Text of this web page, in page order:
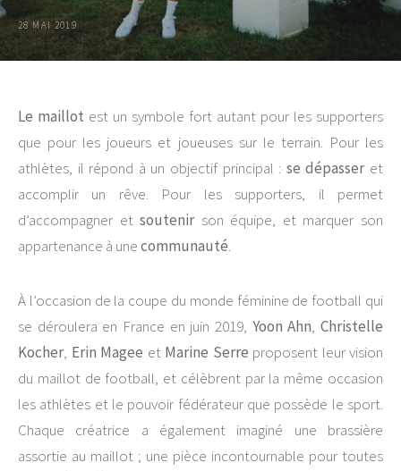
28 MAI 2019
Le maillot est un symbole fort autant pour les supporters
que pour les joueurs et joueuses sur le terrain. Pour les
athlètes, il répond à un objectif principal : se dépasseret
accomplir un rêve. Pour les supporters, il permet
d’accompagner etsoutenirson équipe, et marquer son
appartenance à unecommunauté.
À l’occasion de la coupe du monde féminine de football qui
se déroulera en France en juin 2019, Yoon Ahn,Christelle
Kocher, Erin Magee et Marine Serre proposent leur vision
du maillot de football, et célèbrent par la même occasion
les athlètes et le pouvoir fédérateur que possède le sport.
Chaque créatrice a également imaginé une brassière
assortie au maillot ; une pièce incontournable pour toutes